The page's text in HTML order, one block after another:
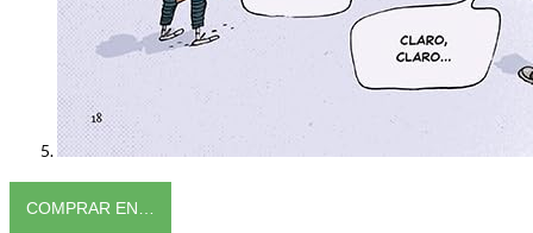
COMPRAR EN…